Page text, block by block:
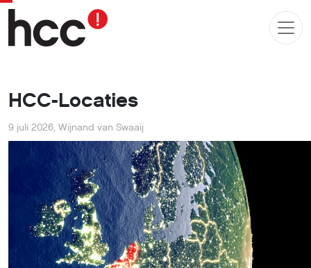
HCC-Locaties
9 juli 2026, Wijnand van Swaaij